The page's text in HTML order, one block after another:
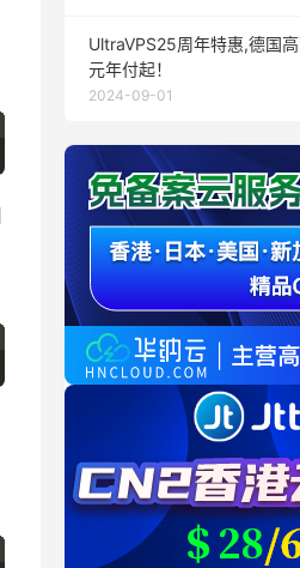
UltraVPS25周年特惠,德国
元年付起！
2024-09-01